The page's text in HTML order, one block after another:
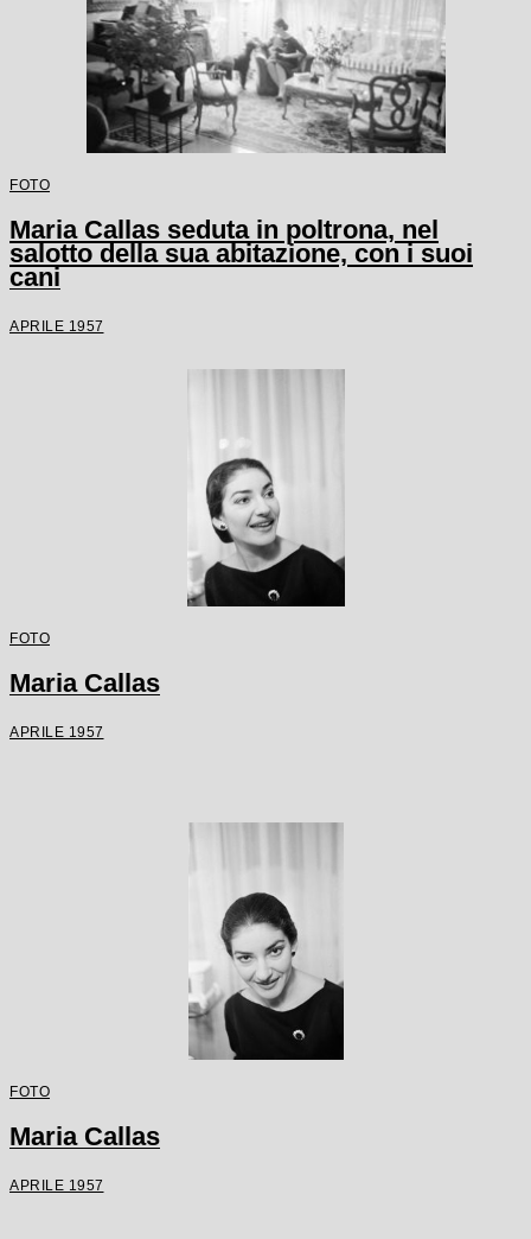
FOTO
Maria Callas seduta in poltrona, nel
salotto della sua abitazione, con i suoi
cani
APRILE 1957
FOTO
Maria Callas
APRILE 1957
FOTO
Maria Callas
APRILE 1957